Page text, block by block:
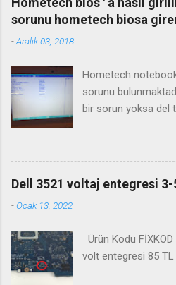
sorunu hometech biosa
-Aralık 03, 2018
Hometech
sorunu
bir sorun yoksa del
yaramaktadır.
Kanalimiza abone
Dell 3521 voltaj entegresi 3-
-Ocak 13, 2022
Ürün Kodu
volt entegresi 85